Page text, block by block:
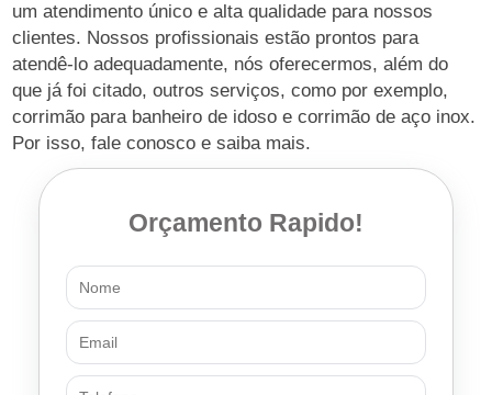
um atendimento único e alta qualidade para nossos
clientes. Nossos profissionais estão prontos para
atendê-lo adequadamente, nós oferecermos, além do
que já foi citado, outros serviços, como por exemplo,
corrimão para banheiro de idoso e corrimão de aço inox.
Por isso, fale conosco e saiba mais.
Orçamento Rapido!